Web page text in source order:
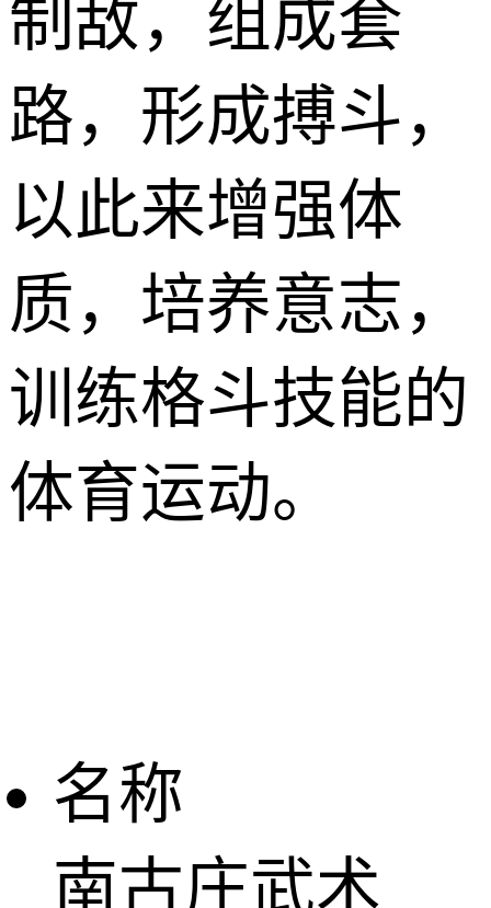
制敌，组成套
路，形成搏斗，
以此来增强体
质，培养意志，
训练格斗技能的
体育运动。
名称
南古庄武术